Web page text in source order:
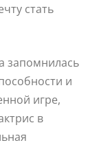
стать
запомнилась
и
игре,
в